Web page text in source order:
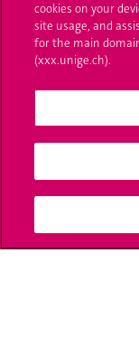
UNIGE Mobile
Médias
Offres d'emploi
Bibliothèque
Médias sociaux
cookies on your
site usage, and
for the main
(xxx.unige.ch).